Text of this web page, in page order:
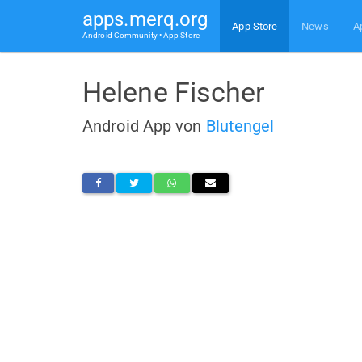
apps.merq.org
Android Community • App Store
App Store News
Helene Fischer
Android App von Blutengel